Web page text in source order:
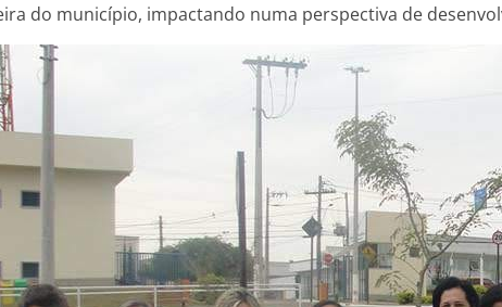
do município, impactando numa perspectiva de